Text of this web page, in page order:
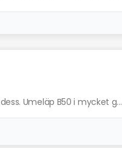
Umeläp B50 i mycket g...